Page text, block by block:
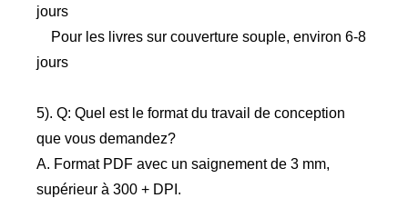
jours
Pour les livres sur couverture souple, environ 6-8
jours
5). Q: Quel est le format du travail de conception
que vous demandez?
A. Format PDF avec un saignement de 3 mm,
supérieur à 300 + DPI.